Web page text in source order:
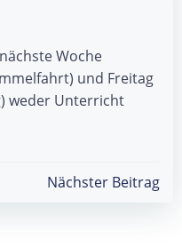
Woche
und Freitag
weder Unterricht
Nächster Beitrag